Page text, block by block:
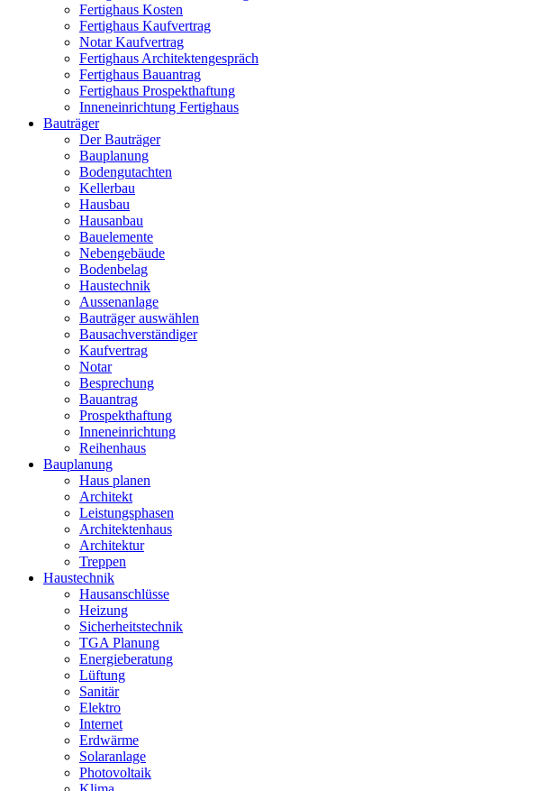
Fertighaus Kosten
Fertighaus Kaufvertrag
Notar Kaufvertrag
Fertighaus Architektengespräch
Fertighaus Bauantrag
Fertighaus Prospekthaftung
Inneneinrichtung Fertighaus
Bauträger
Der Bauträger
Bauplanung
Bodengutachten
Kellerbau
Hausbau
Hausanbau
Bauelemente
Nebengebäude
Bodenbelag
Haustechnik
Aussenanlage
Bauträger auswählen
Bausachverständiger
Kaufvertrag
Notar
Besprechung
Bauantrag
Prospekthaftung
Inneneinrichtung
Reihenhaus
Bauplanung
Haus planen
Architekt
Leistungsphasen
Architektenhaus
Architektur
Treppen
Haustechnik
Hausanschlüsse
Heizung
Sicherheitstechnik
TGA Planung
Energieberatung
Lüftung
Sanitär
Elektro
Internet
Erdwärme
Solaranlage
Photovoltaik